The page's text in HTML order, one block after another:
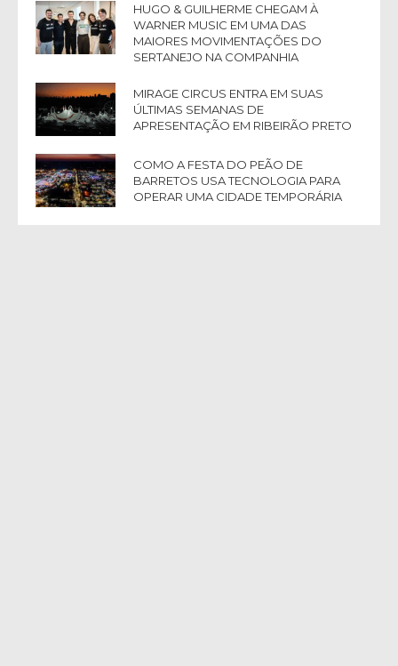
HUGO & GUILHERME CHEGAM À
WARNER MUSIC EM UMA DAS
MAIORES MOVIMENTAÇÕES DO
SERTANEJO NA COMPANHIA
MIRAGE CIRCUS ENTRA EM SUAS
ÚLTIMAS SEMANAS DE
APRESENTAÇÃO EM RIBEIRÃO PRETO
COMO A FESTA DO PEÃO DE
BARRETOS USA TECNOLOGIA PARA
OPERAR UMA CIDADE TEMPORÁRIA